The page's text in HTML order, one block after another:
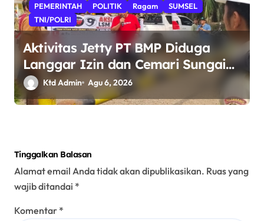
PEMERINTAH
POLITIK Ragam
SUMSEL
TNI/POLRI
Aktivitas Jetty PT BMP Diduga
Langgar Izin dan Cemari Sungai
Dawas, Massa Aksi POSE RI
bersama Barikade 98 Minta
Ktd Admin Agu 6, 2026
Tinggalkan Balasan
Alamat email Anda tidak akan dipublikasikan. Ruas yang
wajib ditandai *
Komentar *